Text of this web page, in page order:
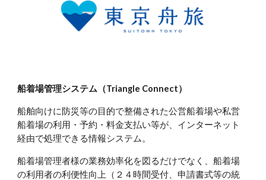
船着場管理システム（Triangle Connect）
船舶向けに防災等の目的で整備された公営船着場や私営
船着場の利用・予約・料金支払い等が、インターネット
経由で処理できる情報システム。
船着場管理者様の業務効率化を図るだけでなく、船着場
の利用者の利便性向上（２４時間受付、申請書式等の統